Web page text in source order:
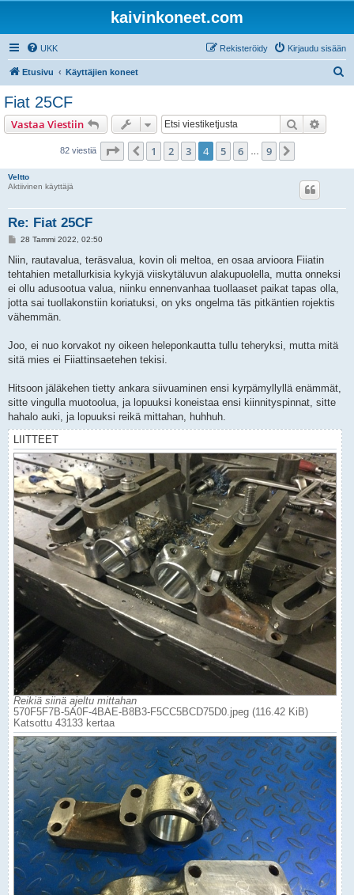
kaivinkoneet.com
UKK Kirjaudu sisään
Rekisteröidy
Etusivu Käyttäjien koneet
Fiat 25CF
Vastaa Viestiin Etsi
82 viestiä Sivu /9
Edellinen
1 2 3 4 5 6 9
Veltto
Aktiivinen käyttäjä
Re: Fiat 25CF
V
e
t
28 Tammi 2022, 02:50
Niin, rautavalua, teräsvalua, kovin oli meltoa, en osaa arvioora Fiiatin
tehtahien metallurkisia kykyjä viiskytäluvun alakupuolella, mutta onneksi
ei ollu adusootua valua, niinku ennenvanhaa tuollaaset paikat tapas olla,
jotta sai tuollakonstiin koriatuksi, on yks ongelma täs pitkäntien rojektis
vähemmän.
Joo, ei nuo korvakot ny oikeen heleponkautta tullu teheryksi, mutta mitä
sitä mies ei Fiiattinsaetehen tekisi.
Hitsoon jäläkehen tietty ankara siivuaminen ensi kyrpämyllyllä enämmät,
sitte vingulla muotoolua, ja lopuuksi koneistaa ensi kiinnityspinnat, sitte
hahalo auki, ja lopuuksi reikä mittahan, huhhuh.
LIITTEET
Reikiä siinä ajeltu mittahan
570F5F7B-5A0F-4BAE-B8B3-F5CC5BCD75D0.jpeg (116.42 KiB)
Katsottu 43133 kertaa